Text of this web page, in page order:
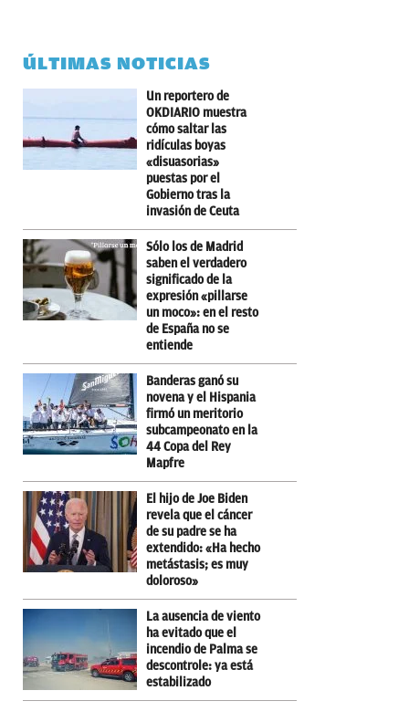
ÚLTIMAS NOTICIAS
Un reportero de
OKDIARIO muestra
cómo saltar las
ridículas boyas
«disuasorias»
puestas por el
Gobierno tras la
invasión de Ceuta
Sólo los de Madrid
saben el verdadero
significado de la
expresión «pillarse
un moco»: en el resto
de España no se
entiende
Banderas ganó su
novena y el Hispania
firmó un meritorio
subcampeonato en la
44 Copa del Rey
Mapfre
El hijo de Joe Biden
revela que el cáncer
de su padre se ha
extendido: «Ha hecho
metástasis; es muy
doloroso»
La ausencia de viento
ha evitado que el
incendio de Palma se
descontrole: ya está
estabilizado